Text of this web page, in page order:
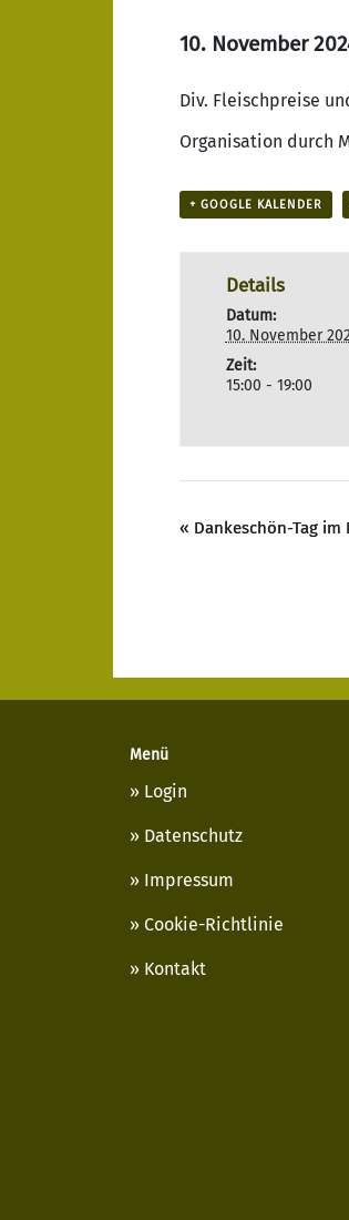
10. November
Div. Fleischpreise
Organisation durch
+ GOOGLE KALENDER
Details
Datum:
10. November
Zeit:
15:00 - 19:00
« Dankeschön-Tag
Menü
Login
Datenschutz
Impressum
Cookie-Richtlinie
Kontakt